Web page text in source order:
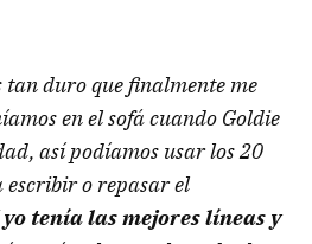
tan duro que finalmente me
en el sofá cuando Goldie
así podíamos usar los 20
o repasar el
yo tenía las mejores líneas y